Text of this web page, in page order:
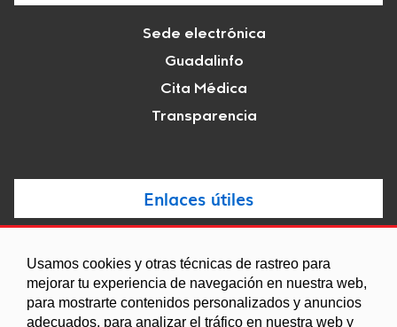
Usamos cookies y otras técnicas de rastreo para
mejorar tu experiencia de navegación en nuestra web,
para mostrarte contenidos personalizados y anuncios
adecuados, para analizar el tráfico en nuestra web y
Sede electrónica
Guadalinfo
Cita Médica
Transparencia
Enlaces útiles
Agenda
Ordenanzas